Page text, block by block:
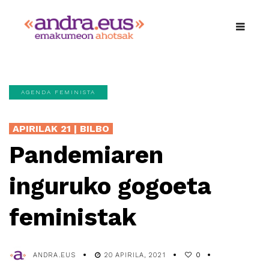
AGENDA FEMINISTA
APIRILAK 21 | BILBO
Pandemiaren
inguruko gogoeta
feministak
ANDRA.EUS 20 APIRILA, 2021 0